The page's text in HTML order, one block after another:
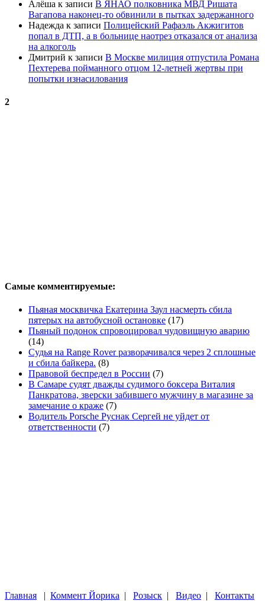
Алёша к записи В ЯНАО полковника МВД Ришата
Вагапова наконец-то обвинили в пытках задержанного
Надежда к записи Полицейский Рафаэль Акжигитов
попал в ДТП, а в больнице наотрез отказался от анализа
на алкоголь
Дмитрий к записи В Москве милиция отпустила Романа
Пехтерева пойманного отцом 12-летней жертвы при
попытки изнасилования
2
Самые комментируемые:
Пьяная москвичка Екатерина Заул насмерть сбила
пятерых на автобусной остановке (17)
Пьяный подонок спровоцировал чудовищную аварию
(14)
Судья на Range Rover разворачивался через 2 сплошные
и сбила байкера. (8)
Правовой беспредел в России (7)
В Самаре судят дважды судимого боксера Виталия
Панкратова, зверски забившего мужчину в магазине за
замечание о краже (7)
Водитель Porsche Руснак Сергей не уйдет от
ответственности (7)
Главная | Коммент Йорика | Розыск | Видео | Контакты